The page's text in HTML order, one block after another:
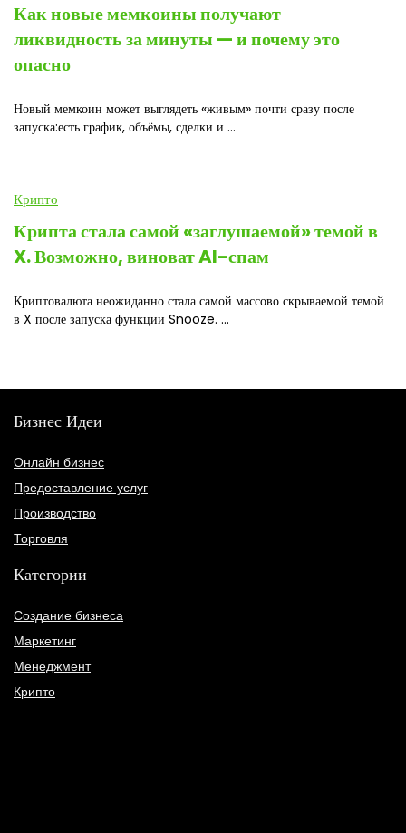
Как новые мемкоины получают
ликвидность за минуты — и почему это
опасно
Новый мемкоин может выглядеть «живым» почти сразу после
запуска:есть график, объёмы, сделки и ...
Крипто
Крипта стала самой «заглушаемой» темой в
X. Возможно, виноват AI-спам
Криптовалюта неожиданно стала самой массово скрываемой темой
в X после запуска функции Snooze. ...
Бизнес Идеи
Онлайн бизнес
Предоставление услуг
Производство
Торговля
Категории
Создание бизнеса
Маркетинг
Менеджмент
Крипто